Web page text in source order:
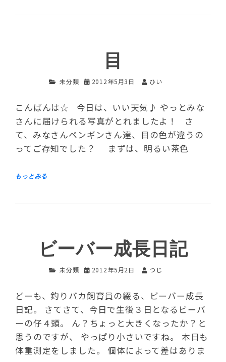
目
未分類 2012年5月3日 ひい
こんばんは☆ 今日は、いい天気♪ やっとみな
さんに届けられる写真がとれましたよ！ さ
て、みなさんペンギンさん達、目の色が違うの
ってご存知でした？ まずは、明るい茶色
ビーバー成長日記
未分類 2012年5月2日 つじ
どーも、釣りバカ飼育員の綴る、ビーバー成長
日記。 さてさて、今日で生後３日となるビーバ
ーの仔４頭。 ん？ちょっと大きくなったか？と
思うのですが、 やっぱり小さいですね。 本日も
体重測定をしました。 個体によって差はありま